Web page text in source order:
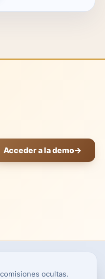
Acceder a la demo→
ocultas.